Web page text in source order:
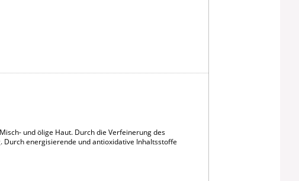
und ölige Haut. Durch die Verfeinerung des
energisierende und antioxidative Inhaltsstoffe